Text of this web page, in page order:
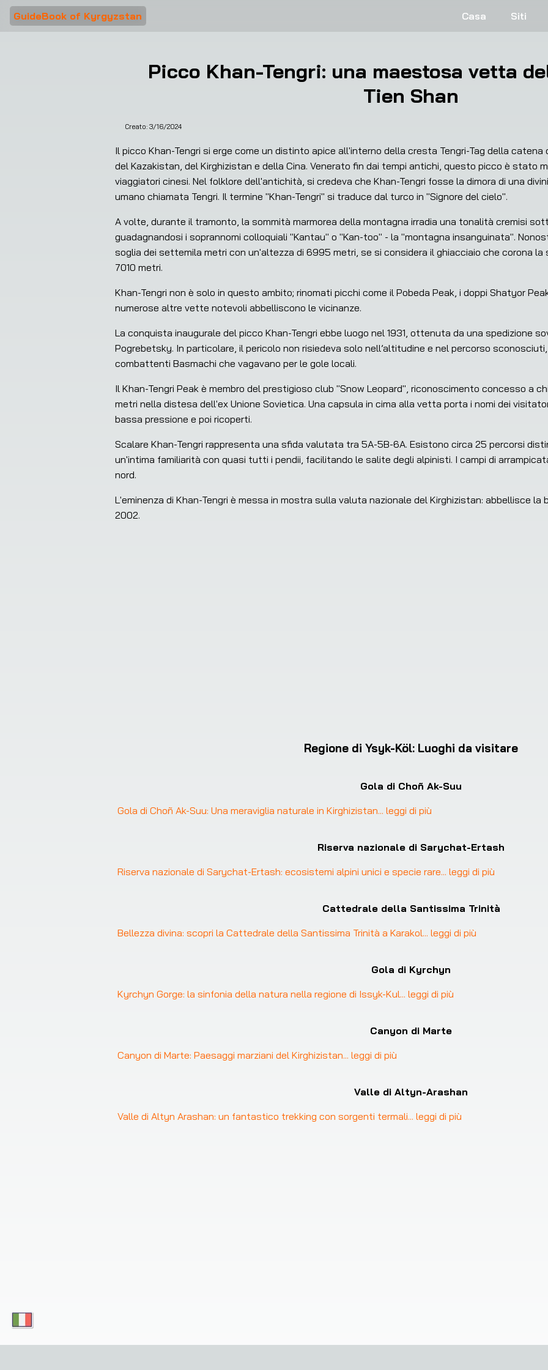
GuideBook of Kyrgyzstan Casa Siti
Picco Khan-Tengri: una maestosa vetta
Tien Shan
Creato: 3/16/2024
Il picco Khan-Tengri si erge come un distinto apice all'interno della cresta Tengri-Tag della catena
del Kazakistan, del Kirghizistan e della Cina. Venerato fin dai tempi antichi, questo picco è stato
viaggiatori cinesi. Nel folklore dell'antichità, si credeva che Khan-Tengri fosse la dimora di una
umano chiamata Tengri. Il termine "Khan-Tengri" si traduce dal turco in "Signore del cielo".
A volte, durante il tramonto, la sommità marmorea della montagna irradia una tonalità cremisi
guadagnandosi i soprannomi colloquiali "Kantau" o "Kan-too" - la "montagna insanguinata".
soglia dei settemila metri con un'altezza di 6995 metri, se si considera il ghiacciaio che corona
7010 metri.
Khan-Tengri non è solo in questo ambito; rinomati picchi come il Pobeda Peak, i doppi Shatyor
numerose altre vette notevoli abbelliscono le vicinanze.
La conquista inaugurale del picco Khan-Tengri ebbe luogo nel 1931, ottenuta da una spedizione
Pogrebetsky. In particolare, il pericolo non risiedeva solo nell’altitudine e nel percorso
combattenti Basmachi che vagavano per le gole locali.
Il Khan-Tengri Peak è membro del prestigioso club "Snow Leopard", riconoscimento concesso a
metri nella distesa dell'ex Unione Sovietica. Una capsula in cima alla vetta porta i nomi dei
bassa pressione e poi ricoperti.
Scalare Khan-Tengri rappresenta una sfida valutata tra 5A-5B-6A. Esistono circa 25 percorsi
un'intima familiarità con quasi tutti i pendii, facilitando le salite degli alpinisti. I campi di
nord.
L'eminenza di Khan-Tengri è messa in mostra sulla valuta nazionale del Kirghizistan: abbellisce la
2002.
Regione di Ysyk-Köl: Luoghi da visitare
Gola di Choñ Ak-Suu
Gola di Choñ Ak-Suu: Una meraviglia naturale in Kirghizistan... leggi di più
Riserva nazionale di Sarychat-Ertash
Riserva nazionale di Sarychat-Ertash: ecosistemi alpini unici e specie rare... leggi di più
Cattedrale della Santissima Trinità
Bellezza divina: scopri la Cattedrale della Santissima Trinità a Karakol... leggi di più
Gola di Kyrchyn
Kyrchyn Gorge: la sinfonia della natura nella regione di Issyk-Kul... leggi di più
Canyon di Marte
Canyon di Marte: Paesaggi marziani del Kirghizistan... leggi di più
Valle di Altyn-Arashan
Valle di Altyn Arashan: un fantastico trekking con sorgenti termali... leggi di più